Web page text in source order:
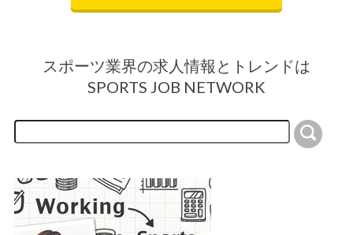
スポーツ業界の求人情報とトレンドは
SPORTS JOB NETWORK